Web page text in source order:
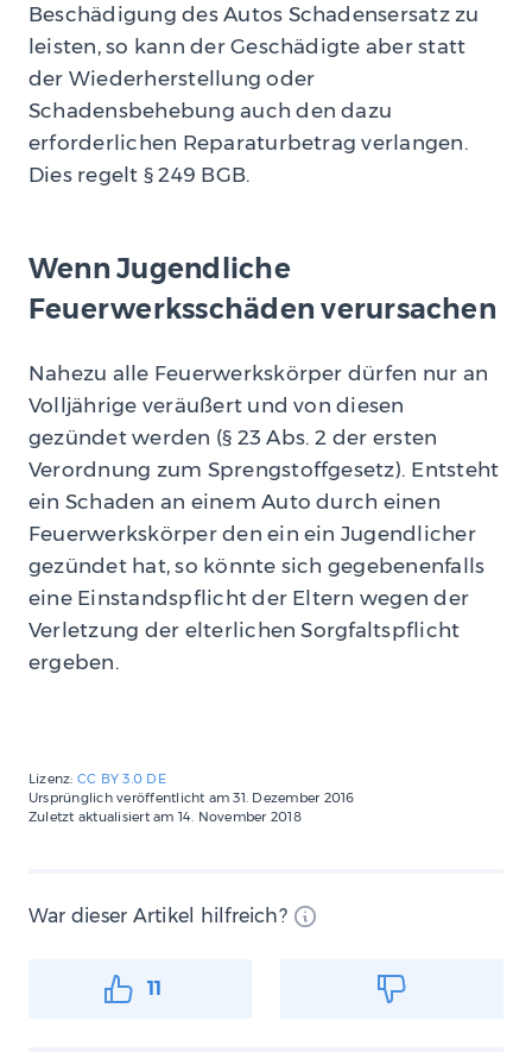
Beschädigung des Autos Schadensersatz zu
leisten, so kann der Geschädigte aber statt
der Wiederherstellung oder
Schadensbehebung auch den dazu
erforderlichen Reparaturbetrag verlangen.
Dies regelt § 249 BGB.
Wenn Jugendliche
Feuerwerksschäden verursachen
Nahezu alle Feuerwerkskörper dürfen nur an
Volljährige veräußert und von diesen
gezündet werden (§ 23 Abs. 2 der ersten
Verordnung zum Sprengstoffgesetz). Entsteht
ein Schaden an einem Auto durch einen
Feuerwerkskörper den ein ein Jugendlicher
gezündet hat, so könnte sich gegebenenfalls
eine Einstandspflicht der Eltern wegen der
Verletzung der elterlichen Sorgfaltspflicht
ergeben.
Lizenz: CC BY 3.0 DE
Ursprünglich veröffentlicht am31. Dezember 2016
Zuletzt aktualisiert am 14. November 2018
War dieser Artikel hilfreich?
11